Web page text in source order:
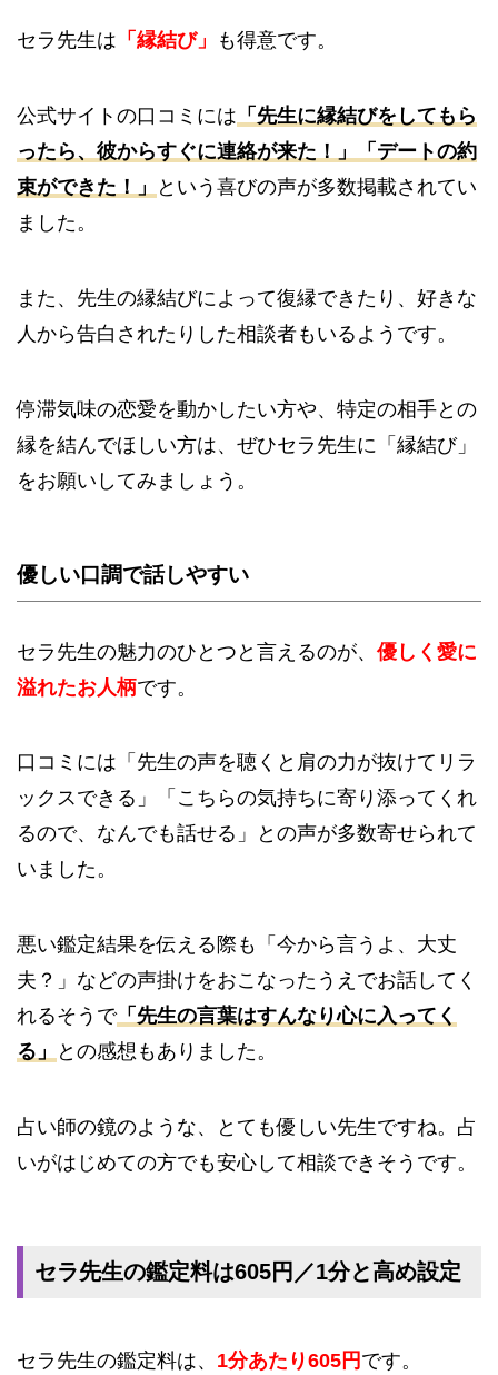
セラ先生は 「縁結び」 も得意です。
公式サイトの口コミには 「先生に縁結びをしてもら
ったら、彼からすぐに連絡が来た！」「デートの約
束ができた！」
という喜びの声が多数掲載されてい
ました。
また、先生の縁結びによって復縁できたり、好きな
人から告白されたりした相談者もいるようです。
停滞気味の恋愛を動かしたい方や、特定の相手との
縁を結んでほしい方は、ぜひセラ先生に「縁結び」
をお願いしてみましょう。
優しい口調で話しやすい
セラ先生の魅力のひとつと言えるのが、 優しく愛に
溢れたお人柄です。
口コミには「先生の声を聴くと肩の力が抜けてリラ
ックスできる」「こちらの気持ちに寄り添ってくれ
るので、なんでも話せる」との声が多数寄せられて
いました。
悪い鑑定結果を伝える際も「今から言うよ、大丈
夫？」などの声掛けをおこなったうえでお話してく
れるそうで「先生の言葉はすんなり心に入ってく
る」
との感想もありました。
占い師の鏡のような、とても優しい先生ですね。占
いがはじめての方でも安心して相談できそうです。
セラ先生の鑑定料は605円／1分と高め設定
セラ先生の鑑定料は、 1分あたり605円 です。